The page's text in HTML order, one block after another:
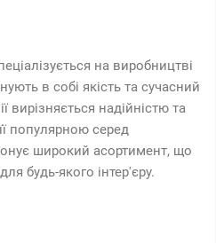
на виробництві
в собі якість та сучасний
вирізняється надійністю та
популярною серед
широкий асортимент, що
будь-якого інтер'єру.